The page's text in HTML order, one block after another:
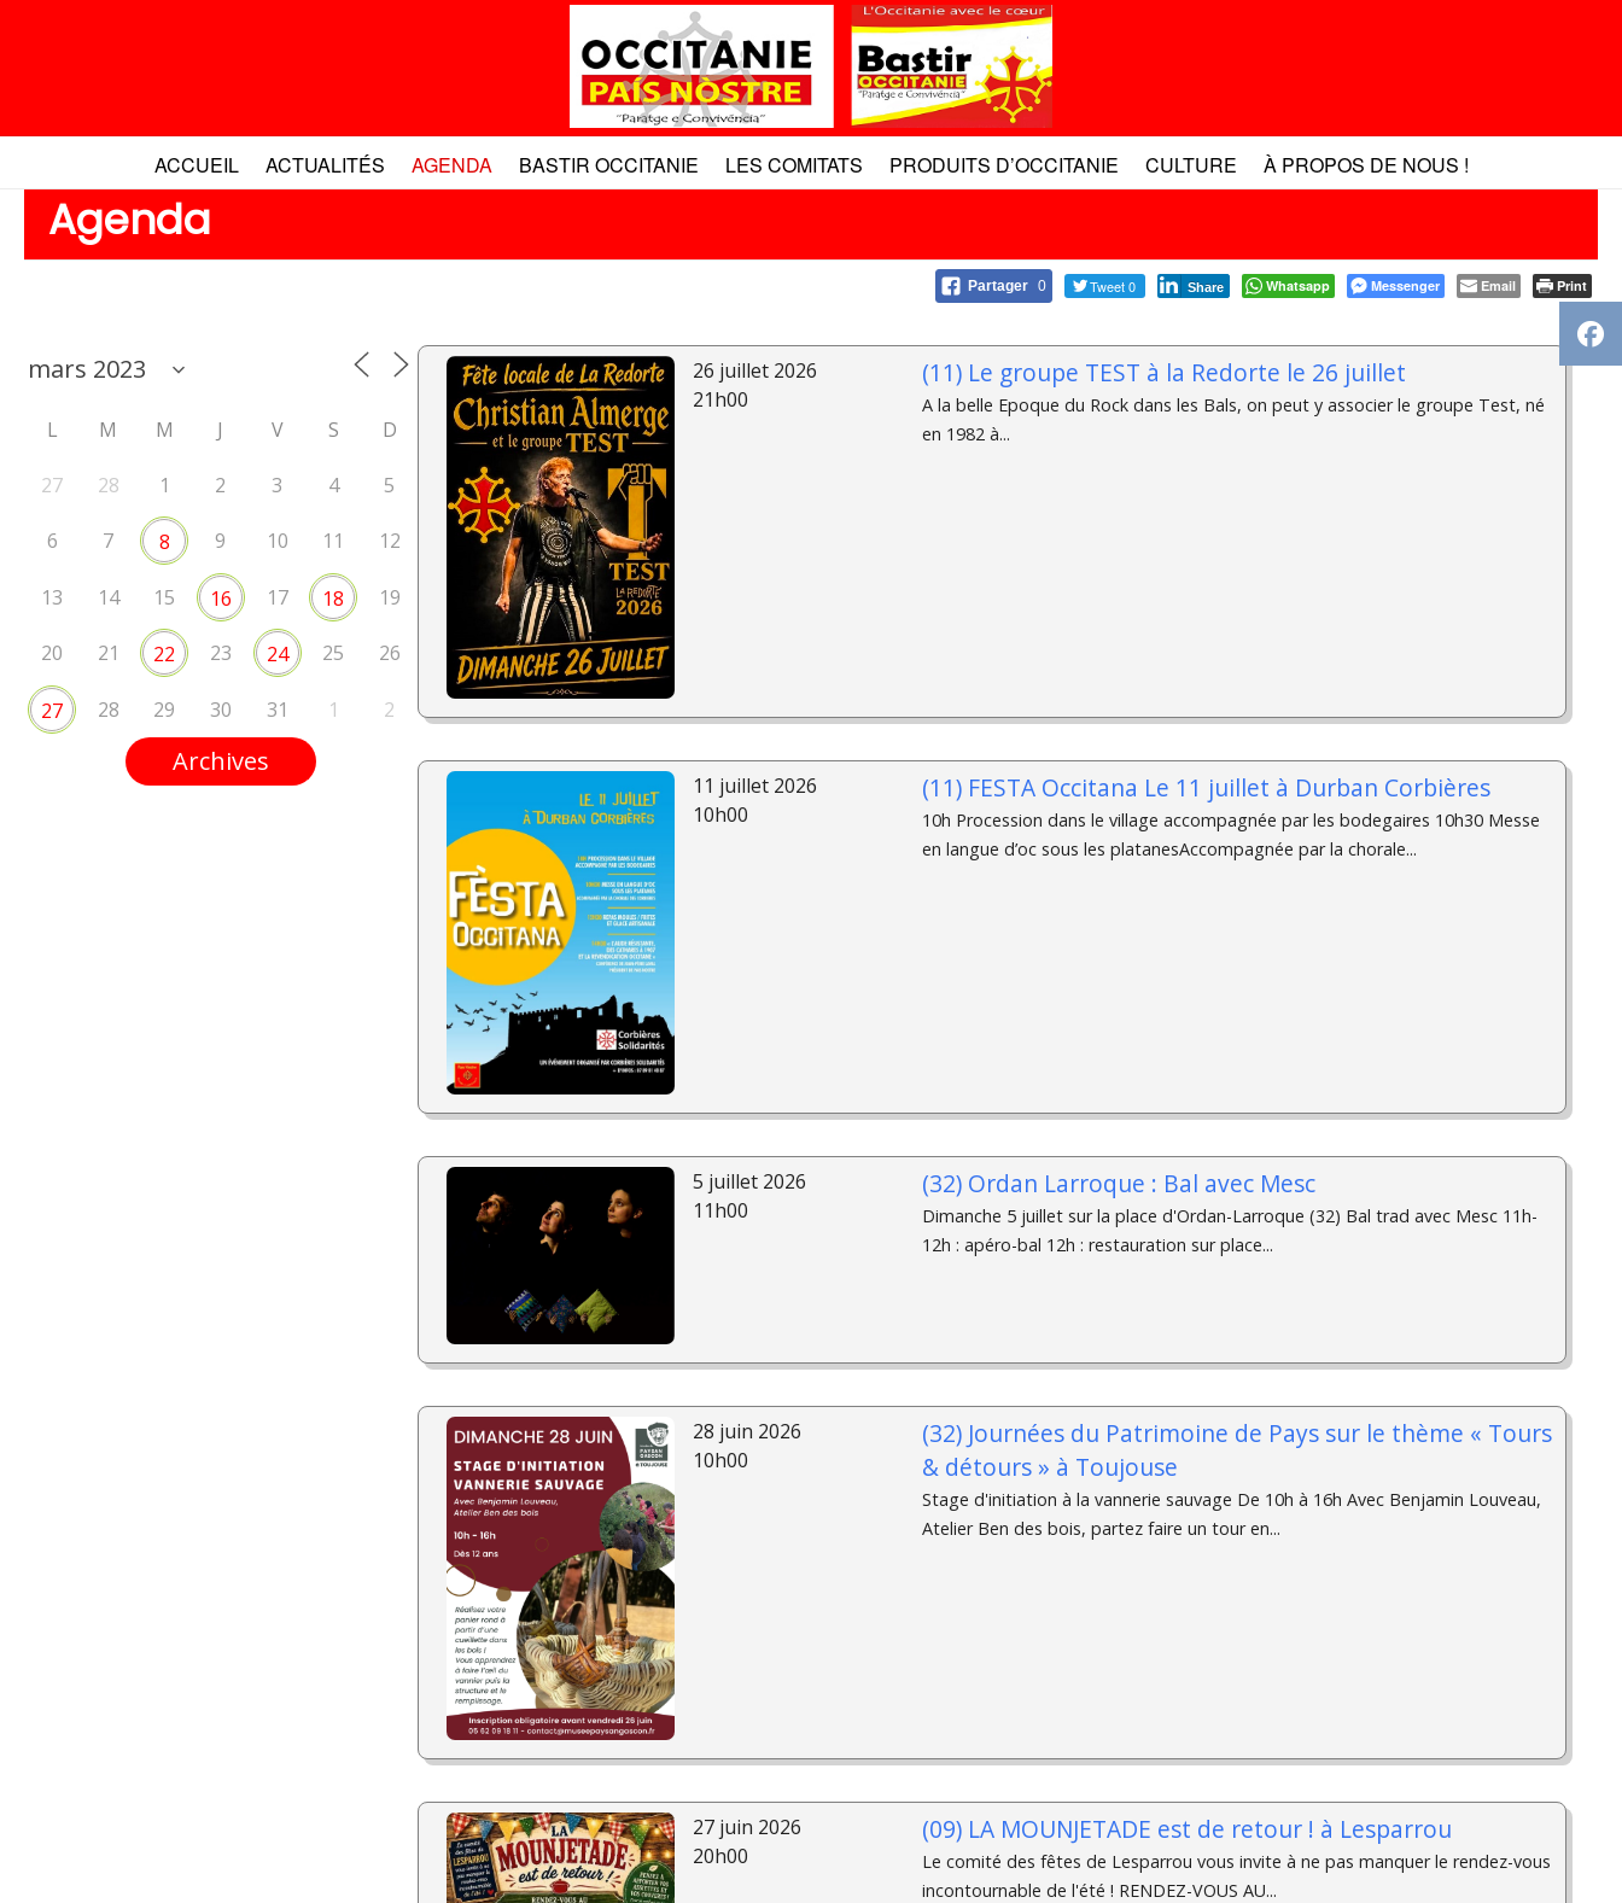
ACCUEIL ACTUALITÉS AGENDA BASTIR OCCITANIE LES COMITATS PRODUITS D’OCCITANIE CULTURE À PROPOS DE NOUS !
Agenda
Partager 0 Tweet 0 Share Whatsapp Messenger Email Print
L M M J V S D
27 28 1 2 3 4 5
6 7 8 9 10 11 12
13 14 15 16 17 18 19
20 21 22 23 24 25 26
27 28 29 30 31 1 2
Archives
26 juillet 2026
21h00
(11) Le groupe TEST à la Redorte le 26 juillet
A la belle Epoque du Rock dans les Bals, on peut y associer le groupe Test, né
en 1982 à...
11 juillet 2026
10h00
(11) FESTA Occitana Le 11 juillet à Durban Corbières
10h Procession dans le village accompagnée par les bodegaires 10h30 Messe
en langue d’oc sous les platanesAccompagnée par la chorale...
5 juillet 2026
11h00
(32) Ordan Larroque : Bal avec Mesc
Dimanche 5 juillet sur la place d'Ordan-Larroque (32) Bal trad avec Mesc 11h-
12h : apéro-bal 12h : restauration sur place...
28 juin 2026
10h00
(32) Journées du Patrimoine de Pays sur le thème « Tours
& détours » à Toujouse
Stage d'initiation à la vannerie sauvage De 10h à 16h Avec Benjamin Louveau,
Atelier Ben des bois, partez faire un tour en...
27 juin 2026
20h00
(09) LA MOUNJETADE est de retour ! à Lesparrou
Le comité des fêtes de Lesparrou vous invite à ne pas manquer le rendez-vous
incontournable de l'été ! RENDEZ-VOUS AU...